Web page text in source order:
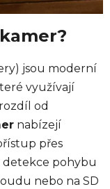
jsou moderní
využívají
od
nabízejí
přes
detekce pohybu
nebo na SD